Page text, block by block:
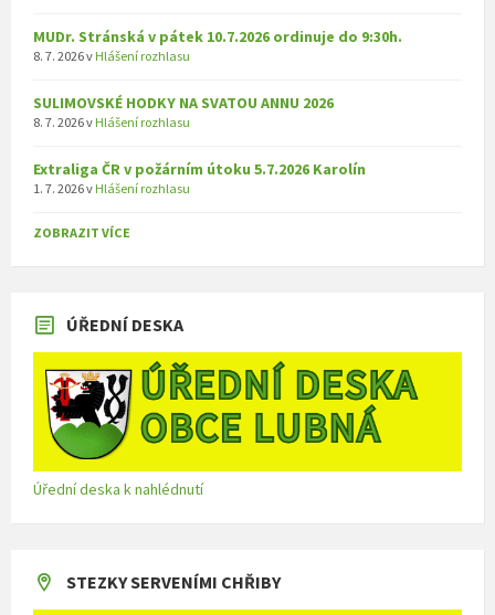
MUDr. Stránská v pátek 10.7.2026 ordinuje do 9:30h.
8. 7. 2026v Hlášení rozhlasu
SULIMOVSKÉ HODKY NA SVATOU ANNU 2026
8. 7. 2026v Hlášení rozhlasu
Extraliga ČR v požárním útoku 5.7.2026 Karolín
1. 7. 2026v Hlášení rozhlasu
ZOBRAZIT VÍCE
ÚŘEDNÍ DESKA
Úřední deska k nahlédnutí
STEZKY SERVENÍMI CHŘIBY